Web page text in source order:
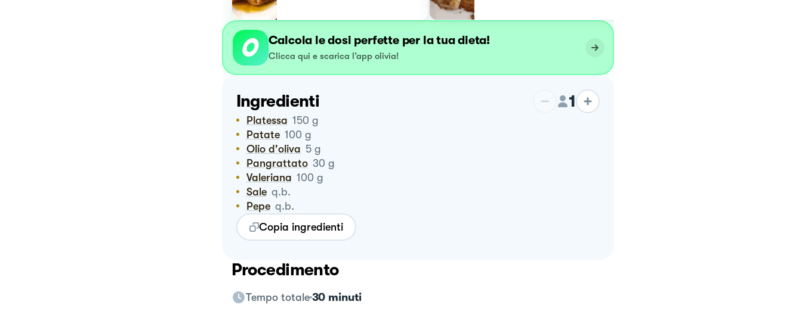
Calcola le dosi perfette per la tua dieta!
Clicca qui e scarica l’app olivia!
Ingredienti 1
Platessa 150 g
Patate 100 g
Olio d'oliva 5 g
Pangrattato 30 g
Valeriana 100 g
Sale q.b.
Pepe q.b.
Copia ingredienti
Procedimento
Tempo totale 30 minuti